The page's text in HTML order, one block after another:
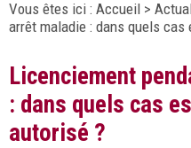
Vous êtes ici : Accueil >
arrêt maladie : dans quels
Licenciement
: dans quels cas
autorisé ?